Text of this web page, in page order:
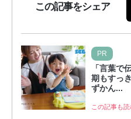
この記事をシェア
PR
「言葉で
期もすっ
ずかん...
この記事も読